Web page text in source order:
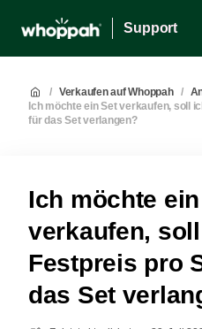
Support
/ Verkaufen auf Whoppah /
Ich möchte ein Set verkaufen, soll
für das Set verlangen?
Ich möchte
verkaufen,
Festpreis pro
das Set